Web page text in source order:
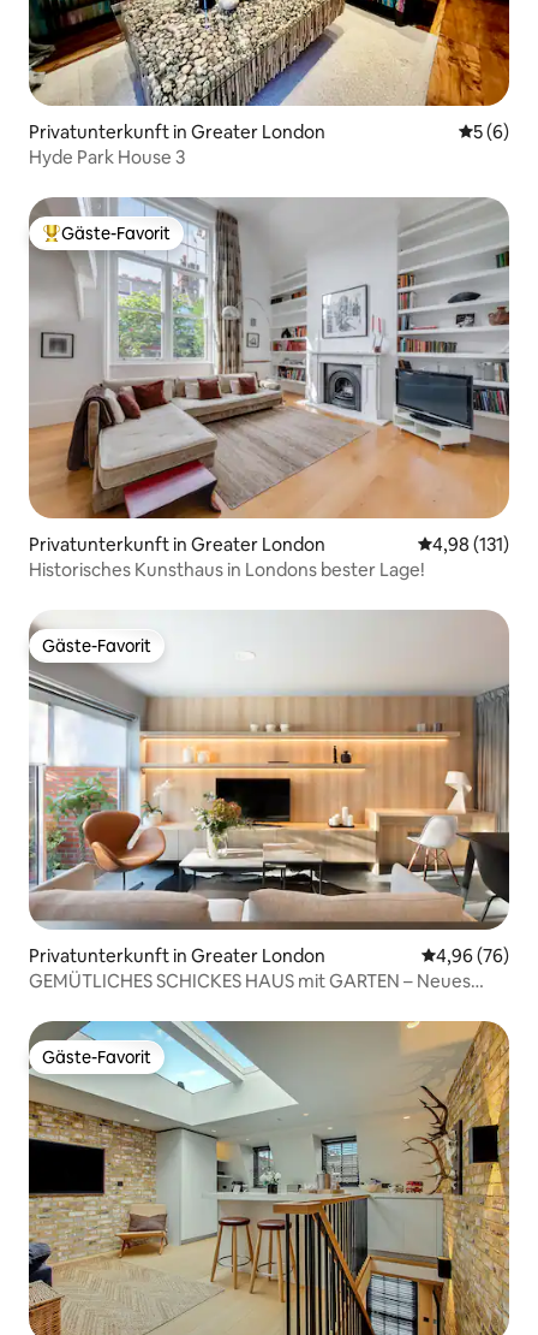
Privatunterkunft in Greater London
5 (6)
Hyde Park House 3
Beliebter Gäste-Favorit.
Gäste-Favorit
Privatunterkunft in Greater London
4,98 (131)
Historisches Kunsthaus in Londons bester Lage!
Gäste-Favorit
Gäste-Favorit
Privatunterkunft in Greater London
4,96 (76)
GEMÜTLICHES SCHICKES HAUS mit GARTEN – Neues
Gäste-Favorit
Gäste-Favorit